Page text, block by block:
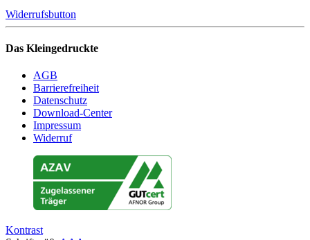
Widerrufsbutton
Das Kleingedruckte
AGB
Barrierefreiheit
Datenschutz
Download-Center
Impressum
Widerruf
Kontrast